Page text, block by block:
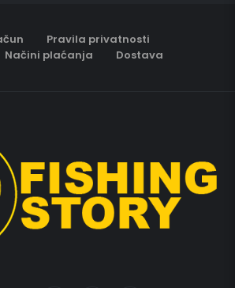
Pravila privatnosti
Načini plaćanja Dostava